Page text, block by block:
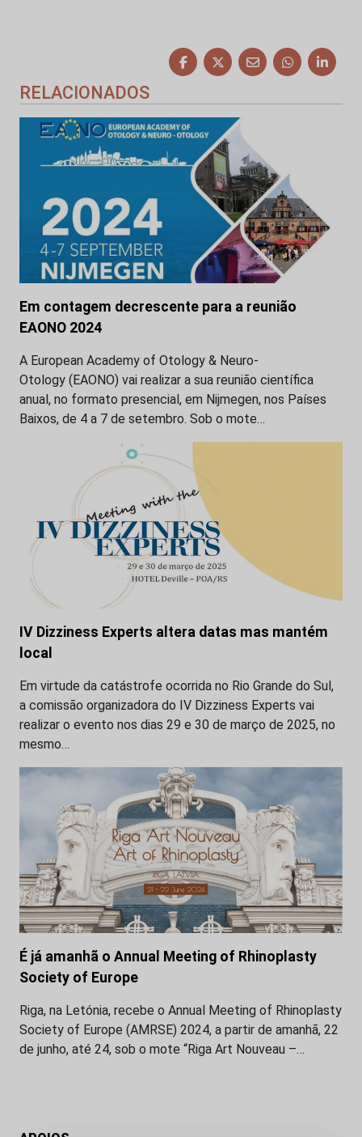
RELACIONADOS
Em contagem decrescente para a reunião
EAONO 2024
A European Academy of Otology & Neuro-
Otology (EAONO) vai realizar a sua reunião científica
anual, no formato presencial, em Nijmegen, nos Países
Baixos, de 4 a 7 de setembro. Sob o mote…
IV Dizziness Experts altera datas mas mantém
local
Em virtude da catástrofe ocorrida no Rio Grande do Sul,
a comissão organizadora do IV Dizziness Experts vai
realizar o evento nos dias 29 e 30 de março de 2025, no
mesmo…
É já amanhã o Annual Meeting of Rhinoplasty
Society of Europe
Riga, na Letónia, recebe o Annual Meeting of Rhinoplasty
Society of Europe (AMRSE) 2024, a partir de amanhã, 22
de junho, até 24, sob o mote “Riga Art Nouveau –…